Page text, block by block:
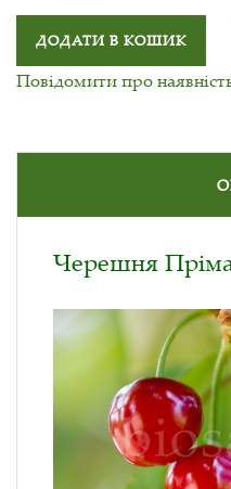
ДОДАТИ В КОШИК
Повідомити про
Черешня